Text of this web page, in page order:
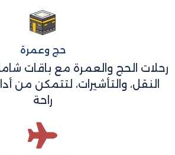
حج وعمرة
رحلات الحج والعمرة مع باقات
النقل، والتأشيرات، لتتمكن من
راحة